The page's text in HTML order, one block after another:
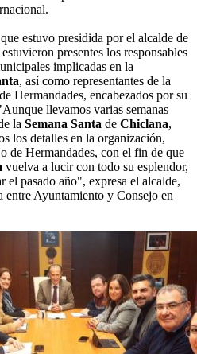
estuvo presidida por el alcalde de
presentes los responsables
implicadas en la
, así como representantes de la
Hermandades, encabezados por su
llevamos varias semanas
la Semana Santa de Chiclana,
los detalles en la organización,
de Hermandades, con el fin de que
vuelva a lucir con todo su esplendor,
pasado año", expresa el alcalde,
entre Ayuntamiento y Consejo en